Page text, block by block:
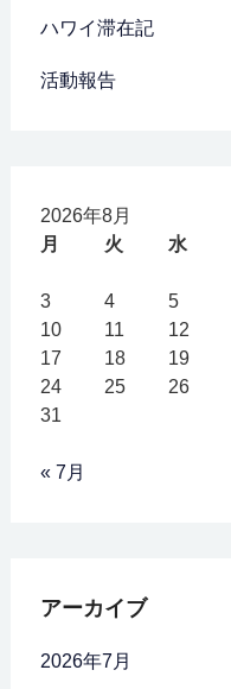
ハワイ滞在記
活動報告
2026年8月
月
火 水
3
4 5
10
11 12
17
18 19
24
25 26
31
« 7月
アーカイブ
2026年7月